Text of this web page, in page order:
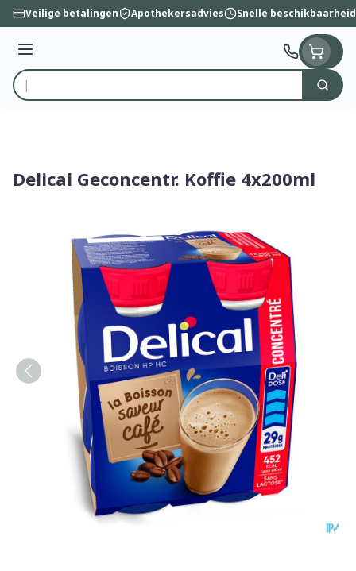
Ga naar de inhoud
Veilige betalingen Apothekersadvies Snelle beschikbaarheid
Menu
Product, merk, categorie...
Zoek
Delical Geconcentr. Koffie 4x200ml